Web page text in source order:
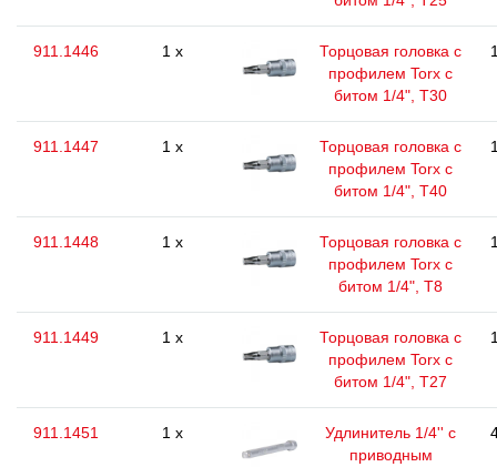
911.1446 1 x
Торцовая головка с
профилем Torx с
битом 1/4", T30
911.1447 1 x
Торцовая головка с
профилем Torx с
битом 1/4", T40
911.1448 1 x
Торцовая головка с
профилем Torx с
битом 1/4", T8
911.1449 1 x
Торцовая головка с
профилем Torx с
битом 1/4", T27
911.1451 1 x
Удлинитель 1/4'' с
приводным